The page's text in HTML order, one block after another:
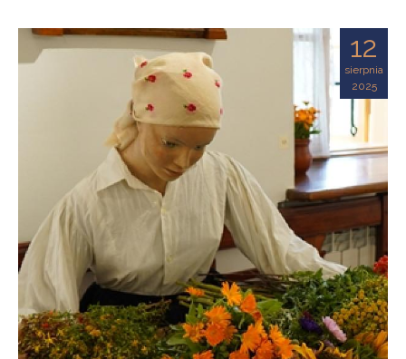
12
sierpnia
2025